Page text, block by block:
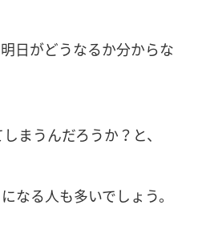
日がどうなるか分からな
まうんだろうか？と、
なる人も多いでしょう。